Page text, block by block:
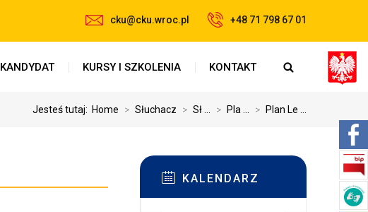
cku@cku.wroc.pl +48 71 798 67 01
KANDYDAT KURSY I SZKOLENIA KONTAKT
Jesteś tutaj: Home > Słuchacz > Sł ... > Pla ... > Plan Le ...
KALENDARZ